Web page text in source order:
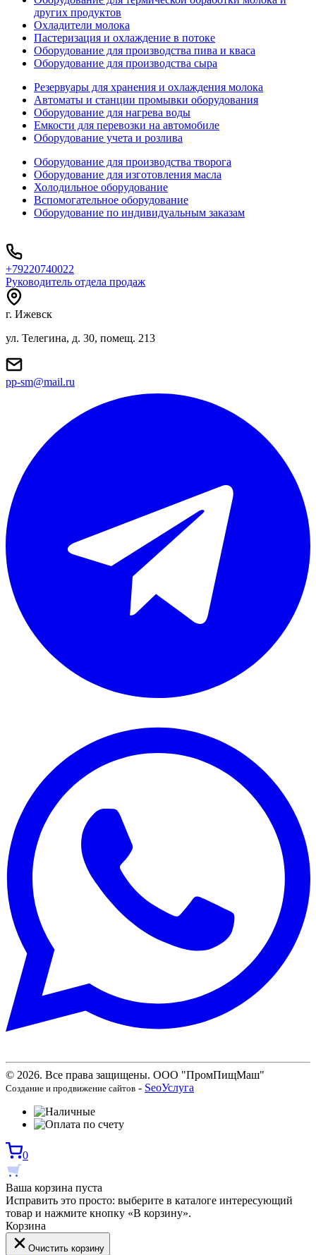
других продуктов
Охладители молока
Пастеризация и охлаждение в потоке
Оборудование для производства пива и кваса
Оборудование для производства сыра
Резервуары для хранения и охлаждения молока
Автоматы и станции промывки оборудования
Оборудование для нагрева воды
Емкости для перевозки на автомобиле
Оборудование учета и розлива
Оборудование для производства творога
Оборудование для изготовления масла
Холодильное оборудование
Вспомогательное оборудование
Оборудование по индивидуальным заказам
+79220740022
Руководитель отдела продаж
г. Ижевск
ул. Телегина, д. 30, помещ. 213
pp-sm@mail.ru
© 2026. Все права защищены. ООО "ПромПищМаш"
Создание и продвижение сайтов - SeoУслуга
0
Ваша корзина пуста
Исправить это просто: выберите в каталоге интересующий
товар и нажмите кнопку «В корзину».
Корзина
Очистить корзину